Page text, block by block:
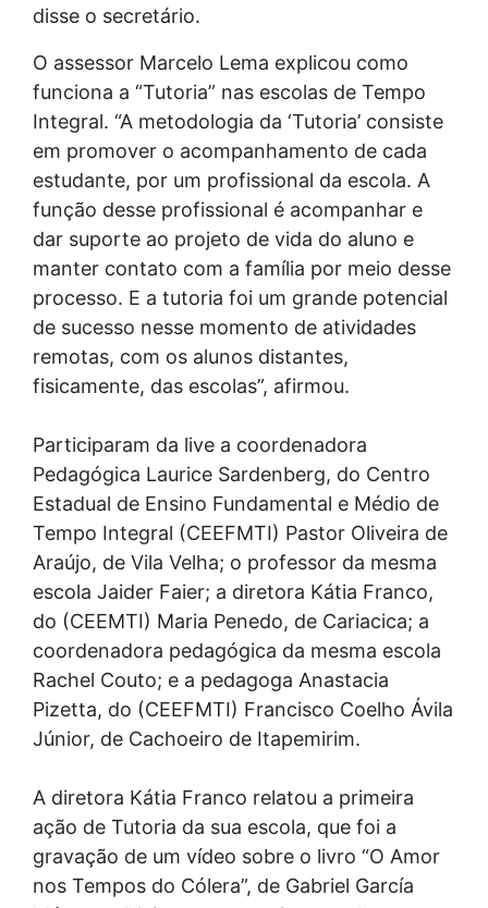
disse o secretário.
O assessor Marcelo Lema explicou como
funciona a “Tutoria” nas escolas de Tempo
Integral. “A metodologia da ‘Tutoria’ consiste
em promover o acompanhamento de cada
estudante, por um profissional da escola. A
função desse profissional é acompanhar e
dar suporte ao projeto de vida do aluno e
manter contato com a família por meio desse
processo. E a tutoria foi um grande potencial
de sucesso nesse momento de atividades
remotas, com os alunos distantes,
fisicamente, das escolas”, afirmou.
Participaram da live a coordenadora
Pedagógica Laurice Sardenberg, do Centro
Estadual de Ensino Fundamental e Médio de
Tempo Integral (CEEFMTI) Pastor Oliveira de
Araújo, de Vila Velha; o professor da mesma
escola Jaider Faier; a diretora Kátia Franco,
do (CEEMTI) Maria Penedo, de Cariacica; a
coordenadora pedagógica da mesma escola
Rachel Couto; e a pedagoga Anastacia
Pizetta, do (CEEFMTI) Francisco Coelho Ávila
Júnior, de Cachoeiro de Itapemirim.
A diretora Kátia Franco relatou a primeira
ação de Tutoria da sua escola, que foi a
gravação de um vídeo sobre o livro “O Amor
nos Tempos do Cólera”, de Gabriel García